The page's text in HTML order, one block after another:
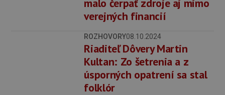
malo čerpať zdroje aj mimo
verejných financií
ROZHOVORY08.10.2024
Riaditeľ Dôvery Martin
Kultan: Zo šetrenia a z
úsporných opatrení sa stal
folklór